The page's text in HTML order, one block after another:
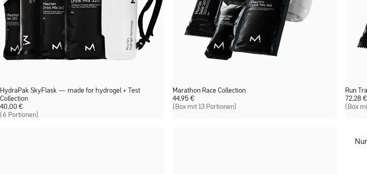
HydraPak SkyFlask — made for hydrogel + Test
Collection
(6 Portionen)
40,00 €
Marathon Race Collection
(Box mit 13 Portionen)
44,95 €
Run
(Box
72,28 €